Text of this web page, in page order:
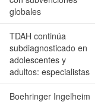
globales
TDAH continúa
subdiagnosticado en
adolescentes y
adultos: especialistas
Boehringer Ingelheim